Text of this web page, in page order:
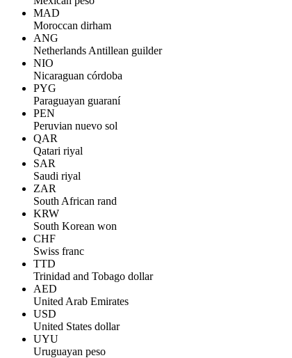
MAD
Moroccan dirham
ANG
Netherlands Antillean guilder
NIO
Nicaraguan córdoba
PYG
Paraguayan guaraní
PEN
Peruvian nuevo sol
QAR
Qatari riyal
SAR
Saudi riyal
ZAR
South African rand
KRW
South Korean won
CHF
Swiss franc
TTD
Trinidad and Tobago dollar
AED
United Arab Emirates
USD
United States dollar
UYU
Uruguayan peso